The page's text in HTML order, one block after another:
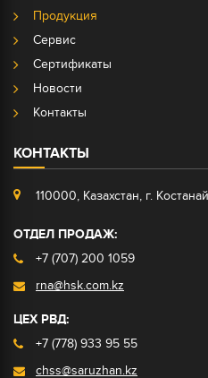
Продукция
Сервис
Сертификаты
Новости
Контакты
КОНТАКТЫ
110000, Казахстан, г.
ОТДЕЛ ПРОДАЖ:
+7 (707) 200 1059
rna@hsk.com.kz
ЦЕХ РВД:
+7 (778) 933 95 55
chss@saruzhan.kz